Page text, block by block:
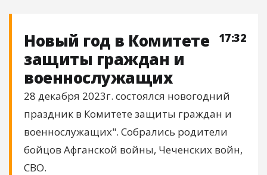
17:32
Новый год в Комитете
защиты граждан и
военнослужащих
28 декабря 2023г. состоялся новогодний
праздник в Комитете защиты граждан и
военнослужащих". Собрались родители
бойцов Афганской войны, Чеченских войн,
СВО.